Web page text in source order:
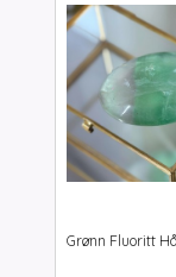
Grønn Fluoritt